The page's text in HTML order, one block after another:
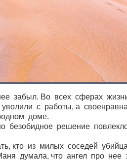
забыл. Во всех сферах
с работы, а
доме.
безобидное решение
кто из милых соседей
думала, что ангел про нее